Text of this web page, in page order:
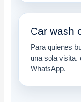
Car wash
Para quienes
una sola visita,
WhatsApp.